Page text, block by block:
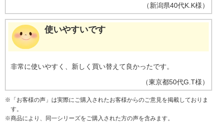
（新潟県40代K.K様）
使いやすいです
非常に使いやすく、新しく買い替えて良かったです。
（東京都50代G.T様）
※ 「お客様の声」は実際にご購入されたお客様からのご意見を掲載しておりま
す。
※商品により、同一シリーズをご購入された方の声を含みます。